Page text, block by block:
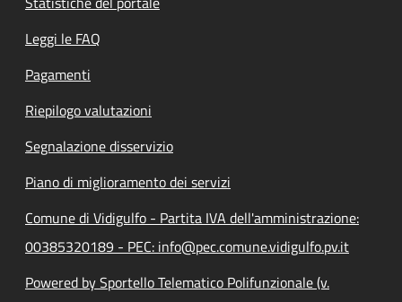
Leggi le FAQ
Pagamenti
Riepilogo valutazioni
Segnalazione disservizio
Piano di miglioramento dei servizi
Comune di Vidigulfo - Partita IVA dell'amministrazione:
00385320189 - PEC: info@pec.comune.vidigulfo.pv.it
Powered by Sportello Telematico Polifunzionale (v.